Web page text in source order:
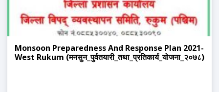
Monsoon Preparedness And Response Plan 2021-
West Rukum (मनसुन_पुर्वतयारी_तथा_प्रतिकार्य_योजना_२०७८)